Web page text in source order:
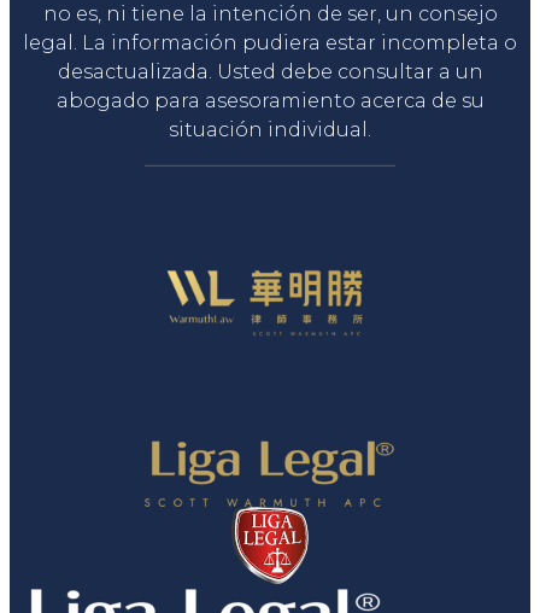
no es, ni tiene la intención de ser, un consejo
legal. La información pudiera estar incompleta o
desactualizada. Usted debe consultar a un
abogado para asesoramiento acerca de su
situación individual.